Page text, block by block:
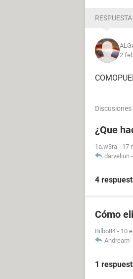
2
¿Que
1a.w3ra - 17
darveliun -
4
Cómo
Bilbo84 - 10
Andream -
1